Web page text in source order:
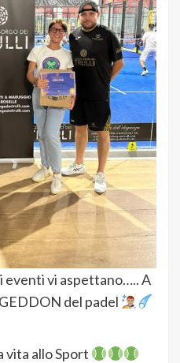
eventi vi aspettano….. A
del padel
vita allo Sport